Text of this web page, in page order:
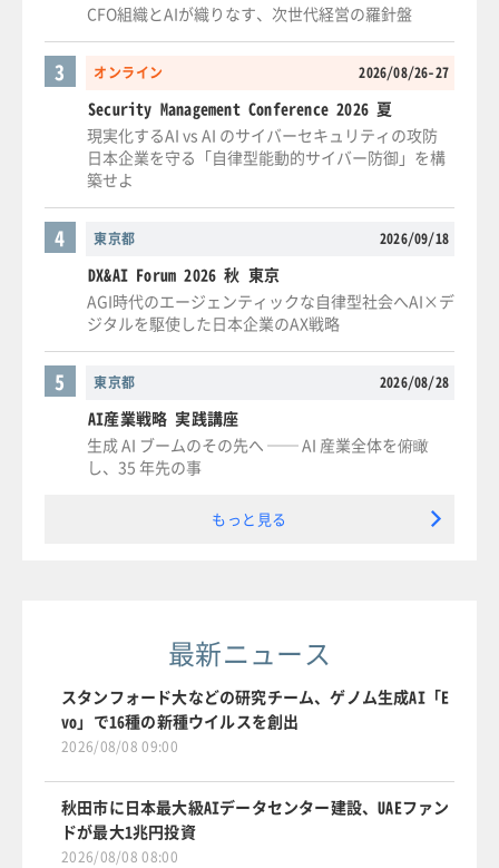
CFO組織とAIが織りなす、次世代経営の羅針盤
オンライン 2026/08/26-27
3
Security Management Conference 2026 夏
現実化するAI vs AI のサイバーセキュリティの攻防
日本企業を守る「自律型能動的サイバー防御」を構
築せよ
東京都 2026/09/18
4
DX&AI Forum 2026 秋 東京
AGI時代のエージェンティックな自律型社会へAI×デ
ジタルを駆使した日本企業のAX戦略
東京都 2026/08/28
5
AI産業戦略 実践講座
生成 AI ブームのその先へ ── AI 産業全体を俯瞰
し、35 年先の事
もっと見る
最新ニュース
スタンフォード大などの研究チーム、ゲノム生成AI「E
vo」で16種の新種ウイルスを創出
2026/08/08 09:00
秋田市に日本最大級AIデータセンター建設、UAEファン
ドが最大1兆円投資
2026/08/08 08:00